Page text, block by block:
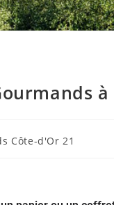
à
Côte-d'Or 21